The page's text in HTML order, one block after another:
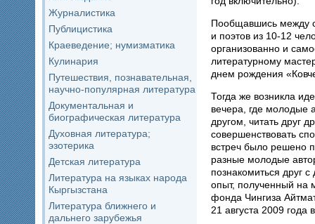
Журналистика
Публицистика
Краеведение; нумизматика
Кулинария
Путешествия, познавательная,
научно-популярная литература
Документальная и
биографическая литература
Духовная литература;
эзотерика
Детская литература
Литература на языках народа
Кыргызстана
Литература ближнего и
дальнего зарубежья
Пообщавшись между
и поэтов из 10-12
организованно и
литературному
днем рождения
Тогда же возникла
вечера, где молодые
другом, читать друг
совершенствовать
встреч было решено
разные молодые
познакомиться друг
опыт, полученный на
фонда Чингиза
21 августа 2009 года